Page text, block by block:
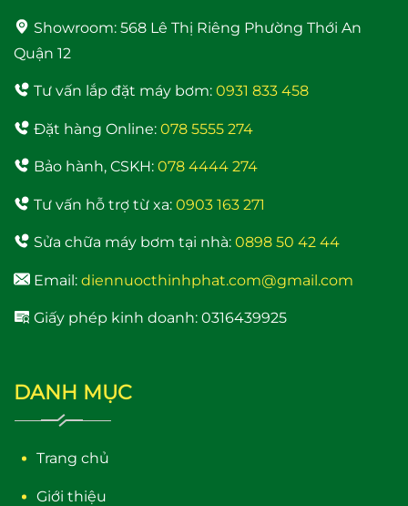
Showroom: 568 Lê Thị Riêng Phường Thới An
Quận 12
Tư vấn lắp đặt máy bơm: 0931 833 458
Đặt hàng Online: 078 5555 274
Bảo hành, CSKH: 078 4444 274
Tư vấn hỗ trợ từ xa: 0903 163 271
Sửa chữa máy bơm tại nhà: 0898 50 42 44
Email: diennuocthinhphat.com@gmail.com
Giấy phép kinh doanh: 0316439925
DANH MỤC
Trang chủ
Giới thiệu